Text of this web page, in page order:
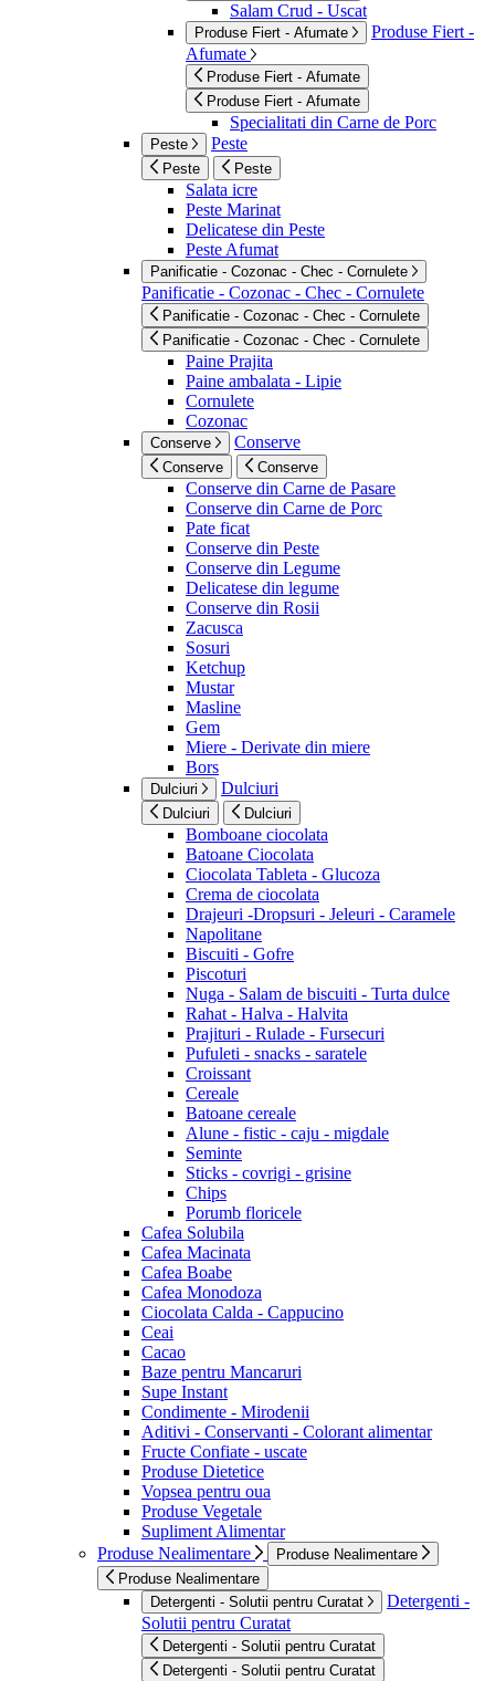
Salam Crud - Uscat
Produse Fiert - Afumate
Produse Fiert -
Afumate
Produse Fiert - Afumate
Produse Fiert - Afumate
Specialitati din Carne de Porc
Peste Peste
Peste Peste
Salata icre
Peste Marinat
Delicatese din Peste
Peste Afumat
Panificatie - Cozonac - Chec - Cornulete
Panificatie - Cozonac - Chec - Cornulete
Panificatie - Cozonac - Chec - Cornulete
Panificatie - Cozonac - Chec - Cornulete
Paine Prajita
Paine ambalata - Lipie
Cornulete
Cozonac
Conserve Conserve
Conserve Conserve
Conserve din Carne de Pasare
Conserve din Carne de Porc
Pate ficat
Conserve din Peste
Conserve din Legume
Delicatese din legume
Conserve din Rosii
Zacusca
Sosuri
Ketchup
Mustar
Masline
Gem
Miere - Derivate din miere
Bors
Dulciuri Dulciuri
Dulciuri Dulciuri
Bomboane ciocolata
Batoane Ciocolata
Ciocolata Tableta - Glucoza
Crema de ciocolata
Drajeuri -Dropsuri - Jeleuri - Caramele
Napolitane
Biscuiti - Gofre
Piscoturi
Nuga - Salam de biscuiti - Turta dulce
Rahat - Halva - Halvita
Prajituri - Rulade - Fursecuri
Pufuleti - snacks - saratele
Croissant
Cereale
Batoane cereale
Alune - fistic - caju - migdale
Seminte
Sticks - covrigi - grisine
Chips
Porumb floricele
Cafea Solubila
Cafea Macinata
Cafea Boabe
Cafea Monodoza
Ciocolata Calda - Cappucino
Ceai
Cacao
Baze pentru Mancaruri
Supe Instant
Condimente - Mirodenii
Aditivi - Conservanti - Colorant alimentar
Fructe Confiate - uscate
Produse Dietetice
Vopsea pentru oua
Produse Vegetale
Supliment Alimentar
Produse Nealimentare
Produse Nealimentare
Produse Nealimentare
Detergenti - Solutii pentru Curatat
Detergenti -
Solutii pentru Curatat
Detergenti - Solutii pentru Curatat
Detergenti - Solutii pentru Curatat